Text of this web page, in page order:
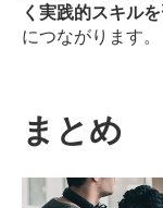
く実践的スキル
につながります。
まとめ